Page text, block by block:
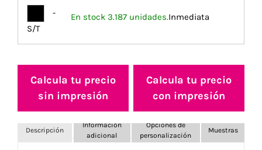
-
S/T
En stock 3.187 unidades.Inmediata
Calcula tu precio
sin impresión
Calcula tu precio
con impresión
Descripción
Información
adicional
Opciones de
personalización
Muestras